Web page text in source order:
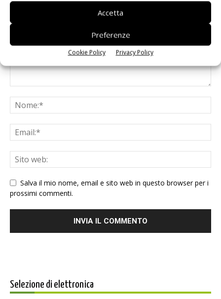
Accetta
Preferenze
Cookie Policy Privacy Policy
Salva il mio nome, email e sito web in questo browser per i
prossimi commenti.
Selezione di elettronica